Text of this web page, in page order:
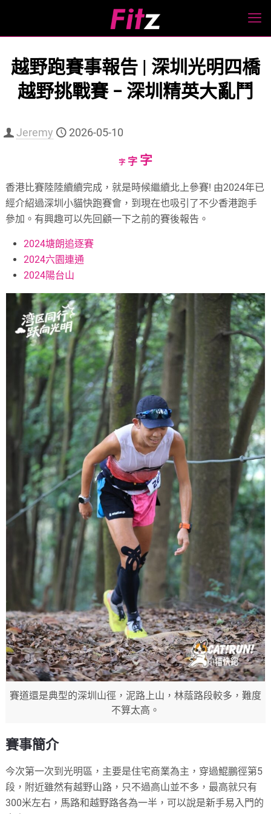
越野跑賽事報告 | 深圳光明四橋
越野挑戰賽 – 深圳精英大亂鬥
Jeremy 2026-05-10
字Decrease
size.
字Reset
size.
字Increase
size.
香港比賽陸陸續續完成，就是時候繼續北上參賽! 由2024年已
經介紹過深圳小貓快跑賽會，到現在也吸引了不少香港跑手
參加。有興趣可以先回顧一下之前的賽後報告。
2024塘朗追逐賽
2024六園連通
2024陽台山
賽道還是典型的深圳山徑，泥路上山，林蔭路段較多，難度
不算太高。
賽事簡介
今次第一次到光明區，主要是住宅商業為主，穿過鯤鵬徑第5
段，附近雖然有越野山路，只不過高山並不多，最高就只有
300米左右，馬路和越野路各為一半，可以說是新手易入門的